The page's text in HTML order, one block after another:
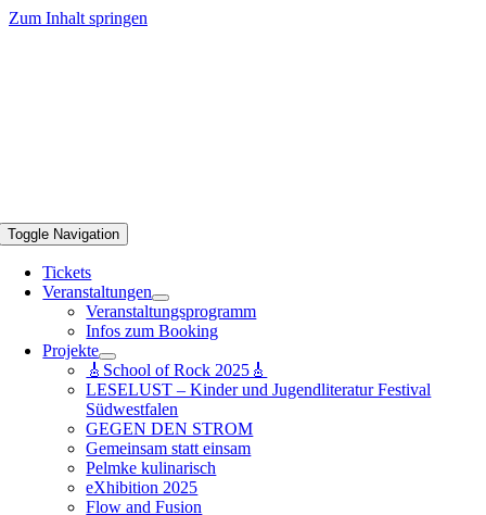
Zum Inhalt springen
Toggle Navigation
Tickets
Veranstaltungen
Veranstaltungsprogramm
Infos zum Booking
Projekte
🎸School of Rock 2025🎸
LESELUST – Kinder und Jugendliteratur Festival
Südwestfalen
GEGEN DEN STROM
Gemeinsam statt einsam
Pelmke kulinarisch
eXhibition 2025
Flow and Fusion